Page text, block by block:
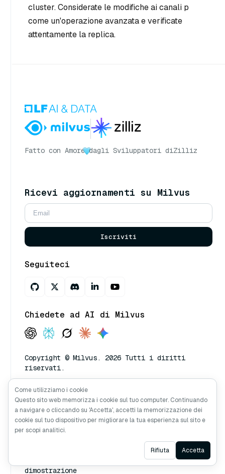
cluster. Considerate le modifiche ai canali p
come un'operazione avanzata e verificate
attentamente la replica.
Fatto con Amore dagli Sviluppatori diZilliz
Ricevi aggiornamenti su Milvus
Iscriviti
Seguiteci
Chiedete ad AI di Milvus
Copyright © Milvus. 2026 Tutti i diritti
riservati.
Risorse
Documenti
Blog
dimostrazione
Tutorial
Bootcamp
Video
Ask AI
Come utilizziamo i cookie
Questo sito web memorizza i cookie sul tuo computer. Continuando
a navigare o cliccando su 'Accetta', accetti la memorizzazione dei
cookie sul tuo dispositivo per migliorare la tua esperienza sul sito e
per scopi analitici.
Rifiuta Accetta